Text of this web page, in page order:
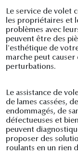
Le service de volet
les propriétaires et
problèmes avec
peuvent être des
l'esthétique de
marche peut causer
perturbations.
Le assistance de
de lames cassées,
endommagés, de
défectueuses et
peuvent
proposer des
roulants en un rien